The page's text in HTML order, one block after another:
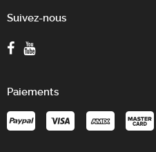
Suivez-nous
Paiements